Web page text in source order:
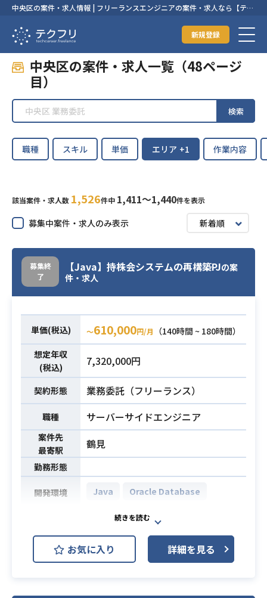
中央区の案件・求人情報 | フリーランスエンジニアの案件・求人なら【テク
新規登録
中央区の案件・求人一覧（48ページ
目）
検索
職種 スキル 単価 エリア +1 作業内容
該当案件・求人数 1,526件中 1,411〜1,440件を表示
募集中案件・求人のみ表示 新着順
募集終
了
【Java】持株会システムの再構築PJの案
件・求人
単価(税込) 〜610,000円/月
（140時間 ~ 180時間）
想定年収
(税込)
7,320,000円
契約形態 業務委託（フリーランス）
職種 サーバーサイドエンジニア
案件先
最寄駅
鶴見
勤務形態
開発環境 Java Oracle Database
持株会システムの再構築PJに携わっ
ていただきます。
現在の持株会システムの機能を流用
して、次世代システムを再構築す
お気に入り 詳細を見る